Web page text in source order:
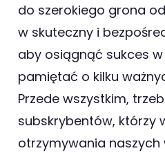
do szerokiego grona
w skuteczny i
aby osiągnąć sukces
pamiętać o kilku
Przede wszystkim,
subskrybentów, którzy
otrzymywania naszych